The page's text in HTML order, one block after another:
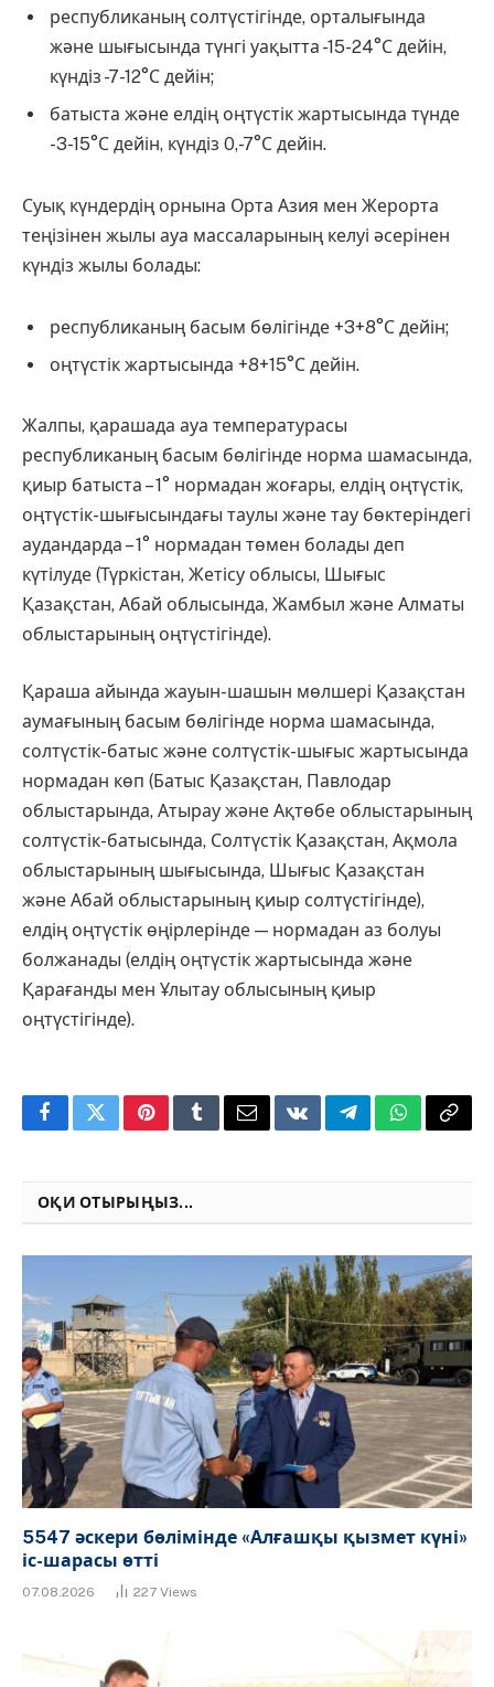
республиканың солтүстігінде, орталығында
және шығысында түнгі уақытта -15-24°С дейін,
күндіз -7-12°С дейін;
батыста және елдің оңтүстік жартысында түнде
-3-15°С дейін, күндіз 0,-7°С дейін.
Суық күндердің орнына Орта Азия мен Жерорта
теңізінен жылы ауа массаларының келуі әсерінен
күндіз жылы болады:
республиканың басым бөлігінде +3+8°С дейін;
оңтүстік жартысында +8+15°С дейін.
Жалпы, қарашада ауа температурасы
республиканың басым бөлігінде норма шамасында,
қиыр батыста – 1° нормадан жоғары, елдің оңтүстік,
оңтүстік-шығысындағы таулы және тау бөктеріндегі
аудандарда – 1° нормадан төмен болады деп
күтілуде (Түркістан, Жетісу облысы, Шығыс
Қазақстан, Абай облысында, Жамбыл және Алматы
облыстарының оңтүстігінде).
Қараша айында жауын-шашын мөлшері Қазақстан
аумағының басым бөлігінде норма шамасында,
солтүстік-батыс және солтүстік-шығыс жартысында
нормадан көп (Батыс Қазақстан, Павлодар
облыстарында, Атырау және Ақтөбе облыстарының
солтүстік-батысында, Солтүстік Қазақстан, Ақмола
облыстарының шығысында, Шығыс Қазақстан
және Абай облыстарының қиыр солтүстігінде),
елдің оңтүстік өңірлерінде — нормадан аз болуы
болжанады (елдің оңтүстік жартысында және
Қарағанды мен Ұлытау облысының қиыр
оңтүстігінде).
FacebookTwitterPinterestTumblrEmailVKontakteTelegramWhatsApp
Copy
ОҚИ ОТЫРЫҢЫЗ...
5547 әскери бөлімінде «Алғашқы қызмет күні»
іс-шарасы өтті
07.08.2026 227 Views